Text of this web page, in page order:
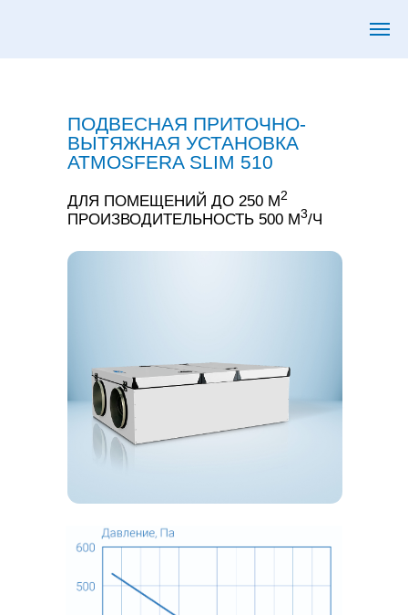
ПОДВЕСНАЯ ПРИТОЧНО-
ВЫТЯЖНАЯ УСТАНОВКА
ATMOSFERA SLIM 510
ДЛЯ ПОМЕЩЕНИЙ ДО 250 М2
ПРОИЗВОДИТЕЛЬНОСТЬ 500 М3/Ч